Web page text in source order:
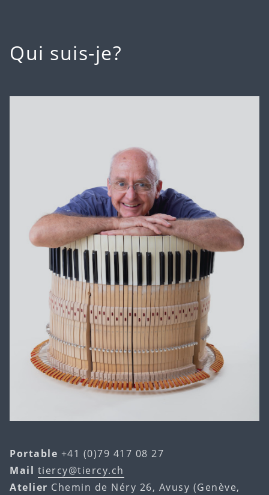
Qui suis-je?
Portable +41 (0)79 417 08 27
Mail tiercy@tiercy.ch
Atelier Chemin de Néry 26, Avusy (Genève,